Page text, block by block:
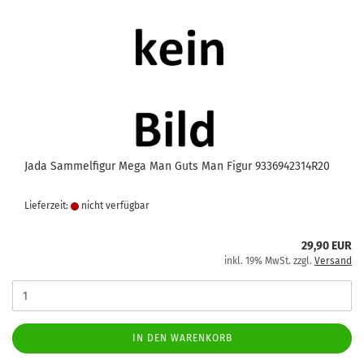
Jada Sammelfigur Mega Man Guts Man Figur 9336942314R20
Lieferzeit: nicht verfügbar
29,90 EUR
inkl. 19% MwSt. zzgl. Versand
IN DEN WARENKORB